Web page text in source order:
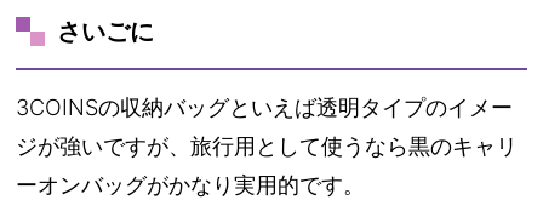
さいごに
3COINSの収納バッグといえば透明タイプのイメー
ジが強いですが、旅行用として使うなら黒のキャリ
ーオンバッグがかなり実用的です。